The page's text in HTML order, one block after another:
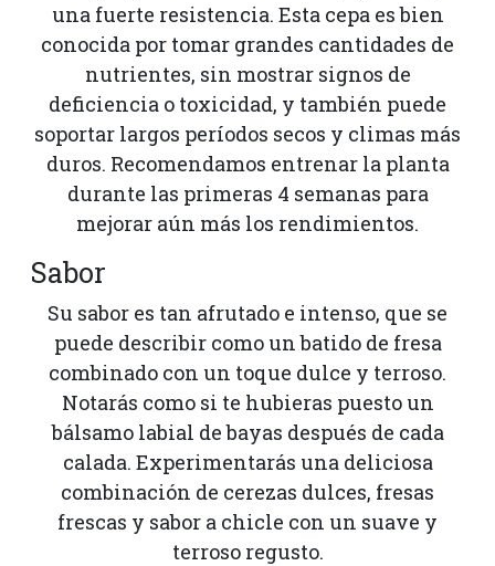
una fuerte resistencia. Esta cepa es bien
conocida por tomar grandes cantidades de
nutrientes, sin mostrar signos de
deficiencia o toxicidad, y también puede
soportar largos períodos secos y climas más
duros. Recomendamos entrenar la planta
durante las primeras 4 semanas para
mejorar aún más los rendimientos.
Sabor
Su sabor es tan afrutado e intenso, que se
puede describir como un batido de fresa
combinado con un toque dulce y terroso.
Notarás como si te hubieras puesto un
bálsamo labial de bayas después de cada
calada. Experimentarás una deliciosa
combinación de cerezas dulces, fresas
frescas y sabor a chicle con un suave y
terroso regusto.